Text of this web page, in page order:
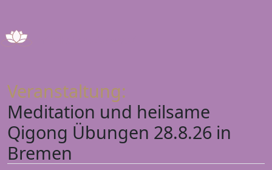
Veranstaltung:
Meditation und heilsame
Qigong Übungen 28.8.26 in
Bremen